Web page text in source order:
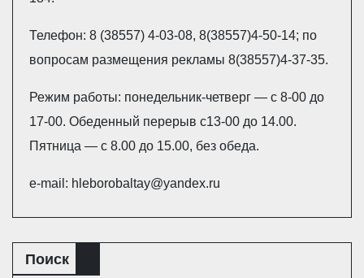
Телефон: 8 (38557) 4-03-08, 8(38557)4-50-14; по
вопросам размещения рекламы 8(38557)4-37-35.
Режим работы: понедельник-четверг — с 8-00 до
17-00. Обеденный перерыв с13-00 до 14.00.
Пятница — с 8.00 до 15.00, без обеда.
e-mail: hleborobaltay@yandex.ru
Поиск